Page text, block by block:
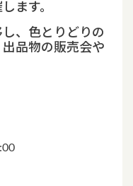
ます。
、色とりどりの
品物の販売会や